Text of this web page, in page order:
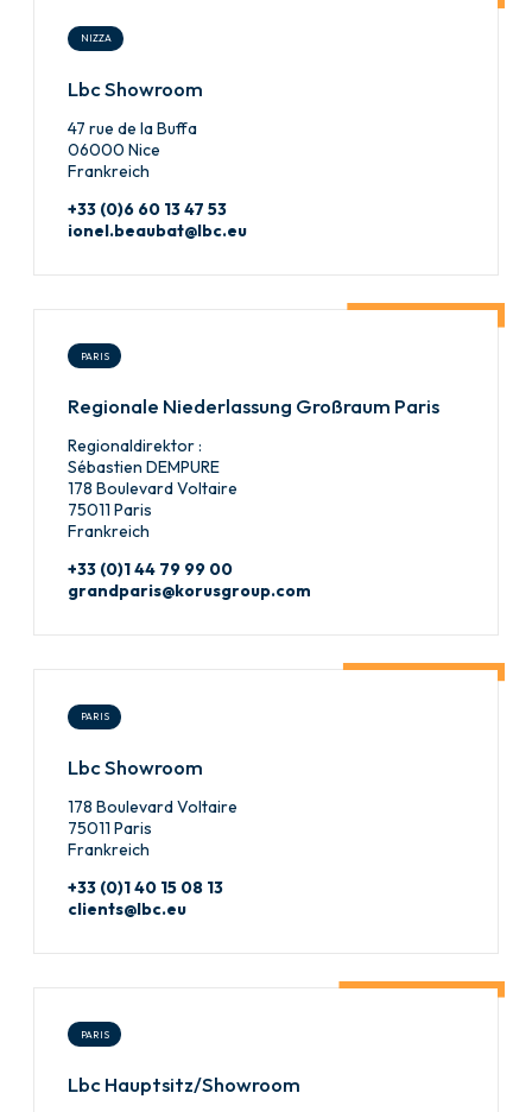
NIZZA
Lbc Showroom
47 rue de la Buffa
06000 Nice
Frankreich
+33 (0)6 60 13 47 53
ionel.beaubat@lbc.eu
PARIS
Regionale Niederlassung Großraum Paris
Regionaldirektor :
Sébastien DEMPURE
178 Boulevard Voltaire
75011 Paris
Frankreich
+33 (0)1 44 79 99 00
grandparis@korusgroup.com
PARIS
Lbc Showroom
178 Boulevard Voltaire
75011 Paris
Frankreich
+33 (0)1 40 15 08 13
clients@lbc.eu
PARIS
Lbc Hauptsitz/Showroom